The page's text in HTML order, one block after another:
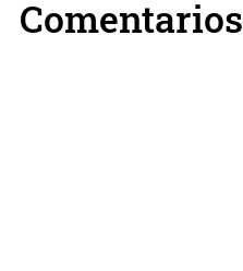
Comentarios